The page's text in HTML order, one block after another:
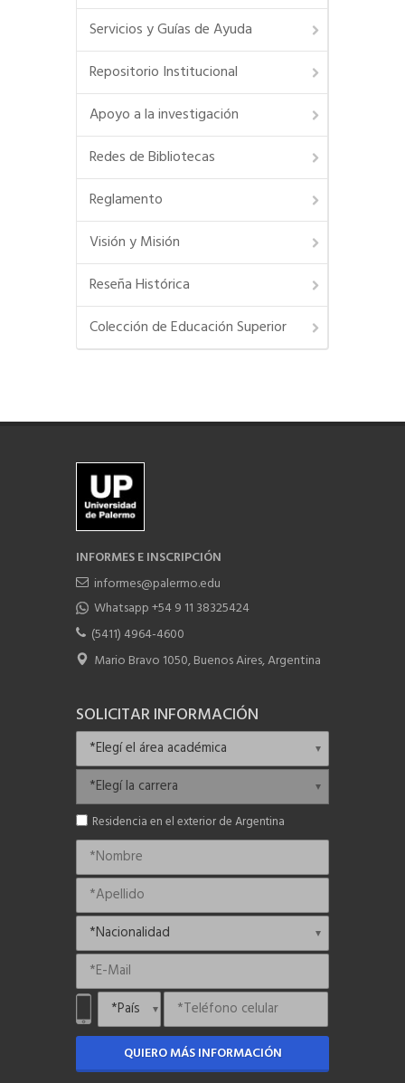
Servicios y Guías de Ayuda
Repositorio Institucional
Apoyo a la investigación
Redes de Bibliotecas
Reglamento
Visión y Misión
Reseña Histórica
Colección de Educación Superior
INFORMES E INSCRIPCIÓN
informes@palermo.edu
Whatsapp +54 9 11 38325424
(5411) 4964-4600
Mario Bravo 1050, Buenos Aires, Argentina
SOLICITAR INFORMACIÓN
Residencia en el exterior de Argentina
QUIERO MÁS INFORMACIÓN